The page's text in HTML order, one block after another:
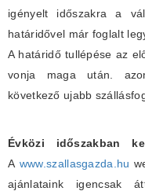
igényelt időszakra a
határidővel már foglalt
A határidő tullépése az
vonja maga után.
következő ujabb
Évközi időszakban
A www.szallasgazda.hu
ajánlataink igencsak